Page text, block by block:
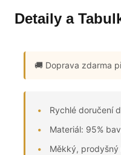
Detaily a
🚚 Doprava zdarma
Rychlé doručení
Materiál: 95%
Měkký, prodyšný